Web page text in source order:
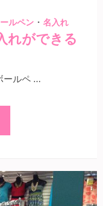
ルペン ・ 名入れ
れができる
ールペ …